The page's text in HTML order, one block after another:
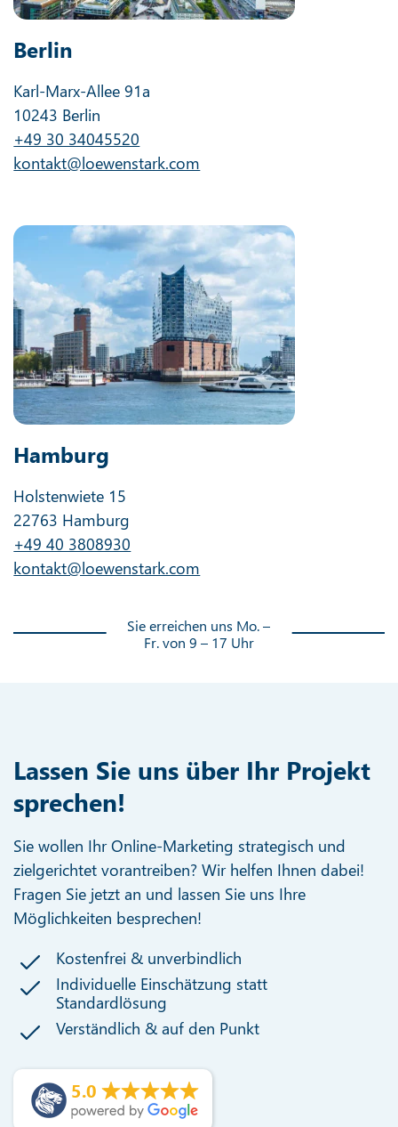
Berlin
Karl-Marx-Allee 91a
10243 Berlin
+49 30 34045520
kontakt@loewenstark.com
Hamburg
Holstenwiete 15
22763 Hamburg
+49 40 3808930
kontakt@loewenstark.com
Sie erreichen uns Mo. –
Fr. von 9 – 17 Uhr
Lassen Sie uns über Ihr Projekt
sprechen!
Sie wollen Ihr Online-Marketing strategisch und
zielgerichtet vorantreiben? Wir helfen Ihnen dabei!
Fragen Sie jetzt an und lassen Sie uns Ihre
Möglichkeiten besprechen!
Kostenfrei & unverbindlich
Individuelle Einschätzung statt
Standardlösung
Verständlich & auf den Punkt
5.0